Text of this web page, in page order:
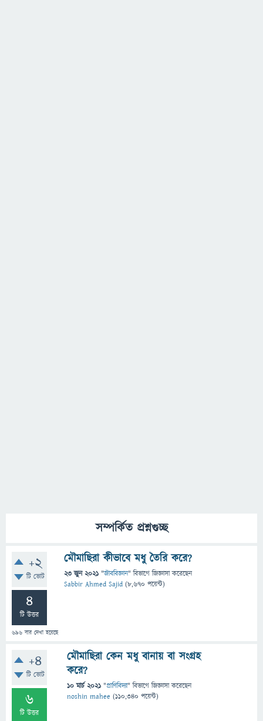
সম্পর্কিত প্রশ্নগুচ্ছ
+2
টি ভোট
4
টি উত্তর
696 বার দেখা হয়েছে
মৌমাছিরা কীভাবে মধু তৈরি করে?
23 জুন 2021 "জীববিজ্ঞান" বিভাগে জিজ্ঞাসাকরেছেন
Sabbir Ahmed Sajid (8,670 পয়েন্ট)
+4
টি ভোট
6
টি উত্তর
মৌমাছিরা কেন মধু বানায় বা সংগ্রহ
করে?
10 মার্চ 2021 "প্রাণিবিদ্যা" বিভাগে জিজ্ঞাসাকরেছেন
noshin mahee (110,340 পয়েন্ট)